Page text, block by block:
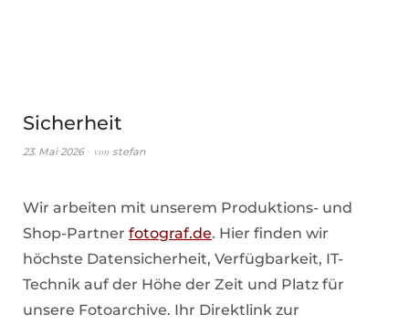
Sicherheit
23. Mai 2026 von stefan
Wir arbeiten mit unserem Produktions- und
Shop-Partner fotograf.de. Hier finden wir
höchste Datensicherheit, Verfügbarkeit, IT-
Technik auf der Höhe der Zeit und Platz für
unsere Fotoarchive. Ihr Direktlink zur